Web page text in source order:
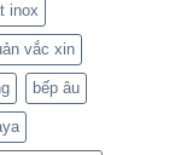
inox
vắc xin
bếp âu